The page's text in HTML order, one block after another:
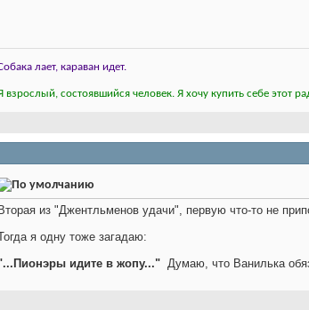
лает, караван идет.
взрослый, состоявшийся человек. Я хочу купить себе этот
из "Джентльменов удачи", первую что-то не
я одну тоже загадаю:
идите в жопу..."
Думаю, что Ванилька